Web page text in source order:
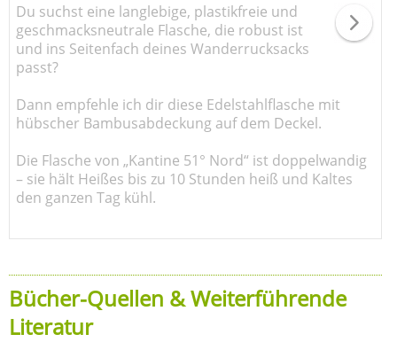
Du suchst eine langlebige, plastikfreie und
geschmacksneutrale Flasche, die robust ist
und ins Seitenfach deines Wanderrucksacks
passt?
Dann empfehle ich dir diese Edelstahlflasche mit
hübscher Bambusabdeckung auf dem Deckel.
Die Flasche von „Kantine 51° Nord“ ist doppelwandig
– sie hält Heißes bis zu 10 Stunden heiß und Kaltes
den ganzen Tag kühl.
Bücher-Quellen & Weiterführende
Literatur